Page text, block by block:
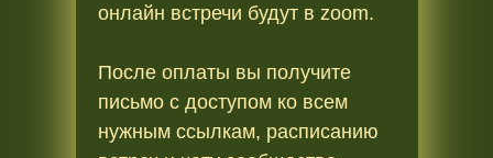
онлайн встречи будут в zoom.
После оплаты вы получите
письмо с доступом ко всем
нужным ссылкам, расписанию